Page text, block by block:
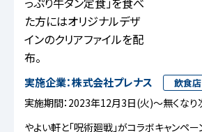
実施企業：株式会社プレナス 飲食店
実施期間：2023年12月3日(火)～無くなり
やよい軒と「呪術廻戦」がコラボキャンペ